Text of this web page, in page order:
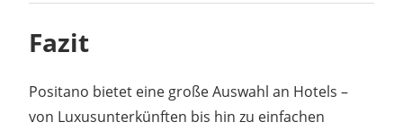
Fazit
Positano bietet eine große Auswahl an Hotels –
von Luxusunterkünften bis hin zu einfachen